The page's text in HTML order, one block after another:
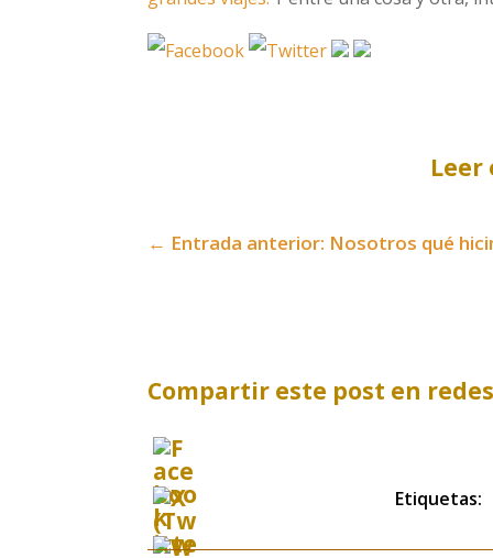
← Entrada anterior: Nosotros qué
Compartir este post en
Etiquetas: